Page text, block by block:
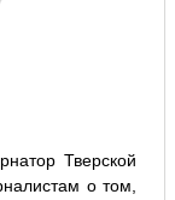
Тверской
о том,